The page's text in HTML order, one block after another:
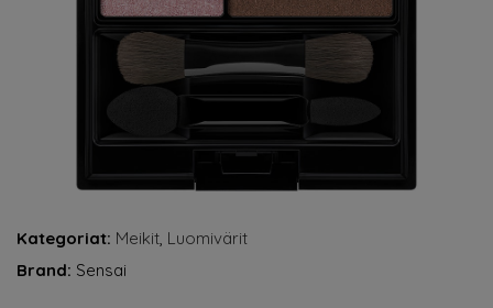
Kategoriat: Meikit, Luomivärit
Brand: Sensai